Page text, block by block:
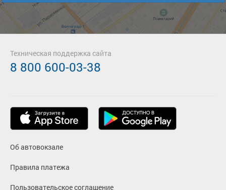
Об автовокзале
Правила платежа
Пользовательское соглашение
Техническая поддержка сайта
8 800 600-03-38